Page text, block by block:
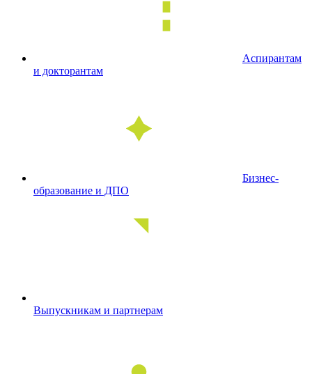
Аспирантам
и докторантам
Бизнес-
образование и ДПО
Выпускникам и партнерам